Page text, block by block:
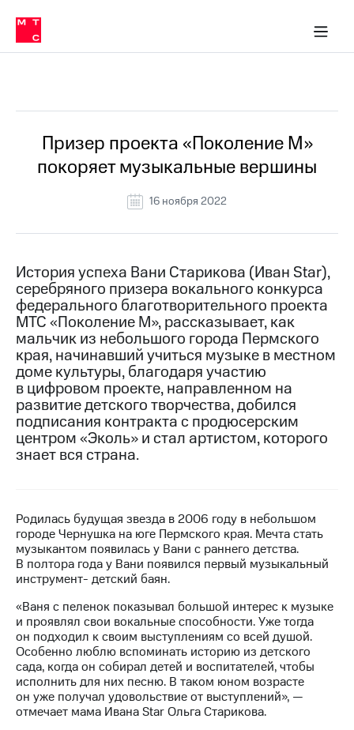
Медиа-центр
и акционерам
Устойчивое развитие
Комплаенс и деловая этика
компании
Карьера
История
компании
Руководство
Контакты
Медиа-центр
Пресс-
релизы
МТС
о технологиях
Достижения
Интервью
Контакты
Пригласить
спикера
и акционерам
Корпоративное
управление
Корпоративный
секретарь
Раскрытие
информации
в МТС
Пресс-
релизы
о технологиях
Призер проекта «Поколение М»
покоряет музыкальные вершины
16 ноября 2022
История успеха Вани Старикова (Иван Star),
серебряного призера вокального конкурса
федерального благотворительного проекта
МТС «Поколение М», рассказывает, как
мальчик из небольшого города Пермского
края, начинавший учиться музыке в местном
доме культуры, благодаря участию
в цифровом проекте, направленном на
развитие детского творчества, добился
подписания контракта с продюсерским
центром «Эколь» и стал артистом, которого
знает вся страна.
Родилась будущая звезда в 2006 году в небольшом
городе Чернушка на юге Пермского края. Мечта стать
музыкантом появилась у Вани с раннего детства.
В полтора года у Вани появился первый музыкальный
инструмент- детский баян.
«Ваня с пеленок показывал большой интерес к музыке
и проявлял свои вокальные способности. Уже тогда
он подходил к своим выступлениям со всей душой.
Особенно люблю вспоминать историю из детского
сада, когда он собирал детей и воспитателей, чтобы
исполнить для них песню. В таком юном возрасте
он уже получал удовольствие от выступлений», —
отмечает мама Ивана Star Ольга Старикова.